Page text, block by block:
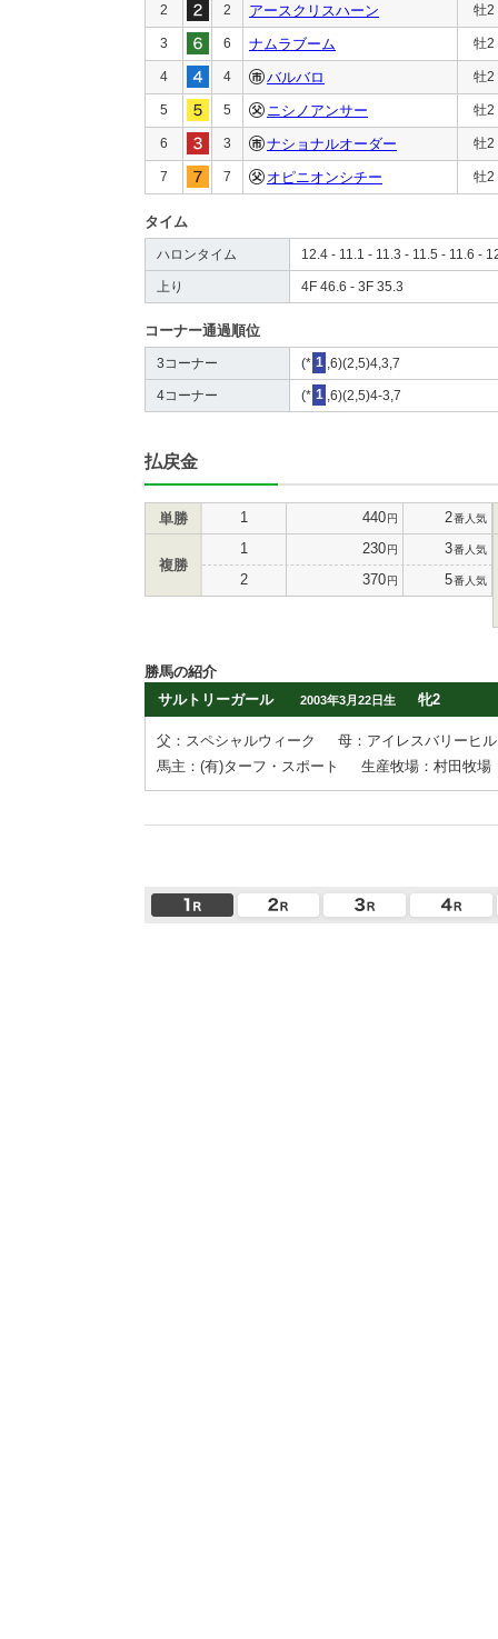
2 2 アースクリスハーン 牡2
3 6 ナムラブーム 牡2
4 4 バルバロ 牡2
5 5 ニシノアンサー 牡2
6 3 ナショナルオーダー 牡2
7 7 オピニオンシチー 牡2
タイム
ハロンタイム 12.4 - 11.1 - 11.3 - 11.5 - 11.6 -
上り 4F 46.6 - 3F 35.3
コーナー通過順位
3コーナー (* 1 ,6)(2,5)4,3,7
4コーナー (* 1 ,6)(2,5)4-3,7
払戻金
単勝 1 440円 2番人気
複勝
1 230円 3番人気
2 370円 5番人気
勝馬の紹介
サルトリーガール
2003年3月22日生 牝2
父：スペシャルウィーク
母：アイレスバリーヒル
馬主：(有)ターフ・スポート
生産牧場：村田牧場